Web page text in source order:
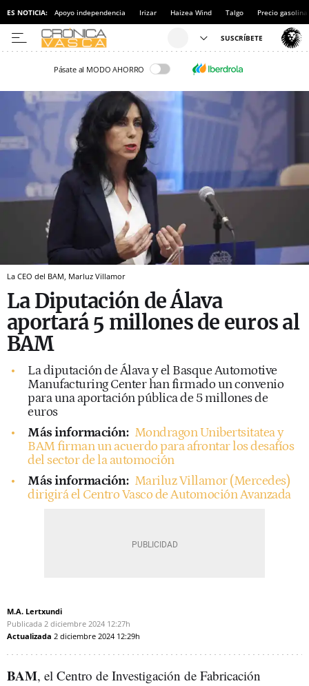
ES NOTICIA: Apoyo independencia Irizar Haizea Wind Talgo Precio gasolina
Pásate al MODO AHORRO
La CEO del BAM, Marluz Villamor
La Diputación de Álava
aportará 5 millones de euros al
BAM
La diputación de Álava y el Basque Automotive
Manufacturing Center han firmado un convenio
para una aportación pública de 5 millones de
euros
Más información: Mondragon Unibertsitatea y
BAM firman un acuerdo para afrontar los desafíos
del sector de la automoción
Más información: Mariluz Villamor (Mercedes)
dirigirá el Centro Vasco de Automoción Avanzada
M.A. Lertxundi
Publicada 2 diciembre 2024 12:27h
Actualizada 2 diciembre 2024 12:29h
BAM, el Centro de Investigación de Fabricación